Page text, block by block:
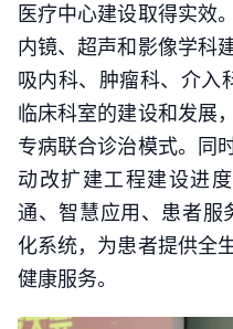
医疗中心建设取得实效
内镜、超声和影像学科
吸内科、肿瘤科、介入
临床科室的建设和发展
专病联合诊治模式。同
动改扩建工程建设进
通、智慧应用、患者服
化系统，为患者提供全
健康服务。